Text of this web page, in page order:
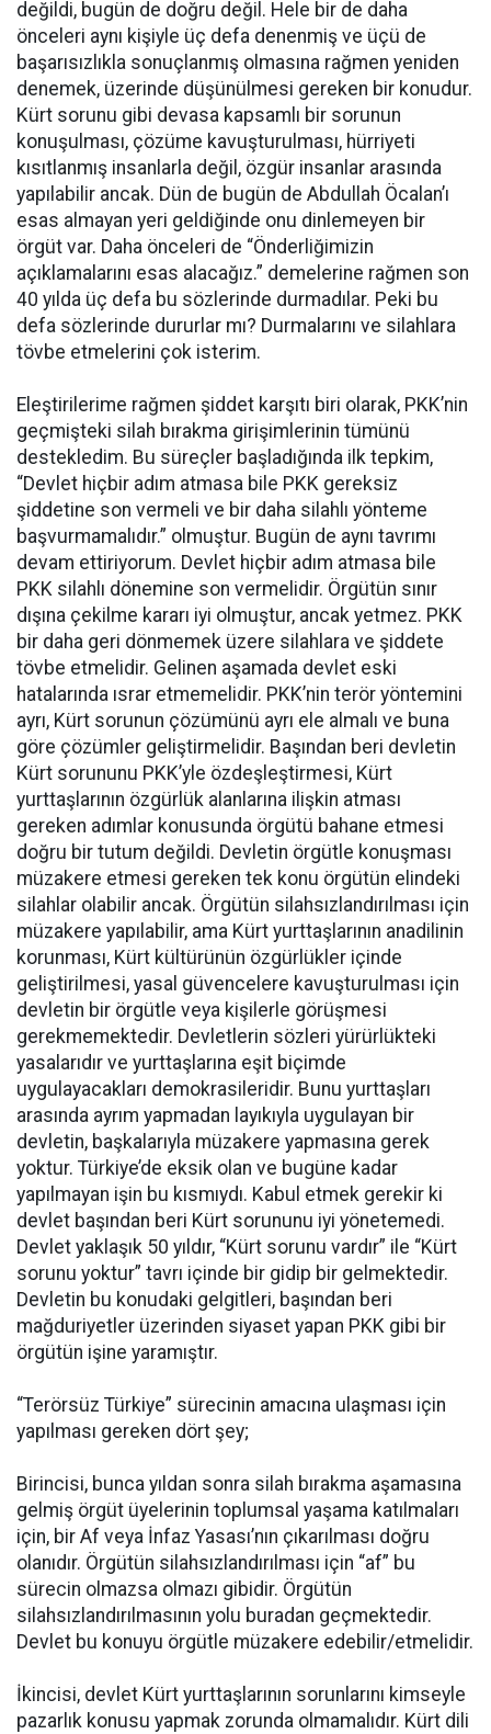
değildi, bugün de doğru değil. Hele bir de daha
önceleri aynı kişiyle üç defa denenmiş ve üçü de
başarısızlıkla sonuçlanmış olmasına rağmen yeniden
denemek, üzerinde düşünülmesi gereken bir konudur.
Kürt sorunu gibi devasa kapsamlı bir sorunun
konuşulması, çözüme kavuşturulması, hürriyeti
kısıtlanmış insanlarla değil, özgür insanlar arasında
yapılabilir ancak. Dün de bugün de Abdullah Öcalan’ı
esas almayan yeri geldiğinde onu dinlemeyen bir
örgüt var. Daha önceleri de “Önderliğimizin
açıklamalarını esas alacağız.” demelerine rağmen son
40 yılda üç defa bu sözlerinde durmadılar. Peki bu
defa sözlerinde dururlar mı? Durmalarını ve silahlara
tövbe etmelerini çok isterim.
Eleştirilerime rağmen şiddet karşıtı biri olarak, PKK’nin
geçmişteki silah bırakma girişimlerinin tümünü
destekledim. Bu süreçler başladığında ilk tepkim,
“Devlet hiçbir adım atmasa bile PKK gereksiz
şiddetine son vermeli ve bir daha silahlı yönteme
başvurmamalıdır.” olmuştur. Bugün de aynı tavrımı
devam ettiriyorum. Devlet hiçbir adım atmasa bile
PKK silahlı dönemine son vermelidir. Örgütün sınır
dışına çekilme kararı iyi olmuştur, ancak yetmez. PKK
bir daha geri dönmemek üzere silahlara ve şiddete
tövbe etmelidir. Gelinen aşamada devlet eski
hatalarında ısrar etmemelidir. PKK’nin terör yöntemini
ayrı, Kürt sorunun çözümünü ayrı ele almalı ve buna
göre çözümler geliştirmelidir. Başından beri devletin
Kürt sorununu PKK’yle özdeşleştirmesi, Kürt
yurttaşlarının özgürlük alanlarına ilişkin atması
gereken adımlar konusunda örgütü bahane etmesi
doğru bir tutum değildi. Devletin örgütle konuşması
müzakere etmesi gereken tek konu örgütün elindeki
silahlar olabilir ancak. Örgütün silahsızlandırılması için
müzakere yapılabilir, ama Kürt yurttaşlarının anadilinin
korunması, Kürt kültürünün özgürlükler içinde
geliştirilmesi, yasal güvencelere kavuşturulması için
devletin bir örgütle veya kişilerle görüşmesi
gerekmemektedir. Devletlerin sözleri yürürlükteki
yasalarıdır ve yurttaşlarına eşit biçimde
uygulayacakları demokrasileridir. Bunu yurttaşları
arasında ayrım yapmadan layıkıyla uygulayan bir
devletin, başkalarıyla müzakere yapmasına gerek
yoktur. Türkiye’de eksik olan ve bugüne kadar
yapılmayan işin bu kısmıydı. Kabul etmek gerekir ki
devlet başından beri Kürt sorununu iyi yönetemedi.
Devlet yaklaşık 50 yıldır, “Kürt sorunu vardır” ile “Kürt
sorunu yoktur” tavrı içinde bir gidip bir gelmektedir.
Devletin bu konudaki gelgitleri, başından beri
mağduriyetler üzerinden siyaset yapan PKK gibi bir
örgütün işine yaramıştır.
“Terörsüz Türkiye” sürecinin amacına ulaşması için
yapılması gereken dört şey;
Birincisi, bunca yıldan sonra silah bırakma aşamasına
gelmiş örgüt üyelerinin toplumsal yaşama katılmaları
için, bir Af veya İnfaz Yasası’nın çıkarılması doğru
olanıdır. Örgütün silahsızlandırılması için “af” bu
sürecin olmazsa olmazı gibidir. Örgütün
silahsızlandırılmasının yolu buradan geçmektedir.
Devlet bu konuyu örgütle müzakere edebilir/etmelidir.
İkincisi, devlet Kürt yurttaşlarının sorunlarını kimseyle
pazarlık konusu yapmak zorunda olmamalıdır. Kürt dili